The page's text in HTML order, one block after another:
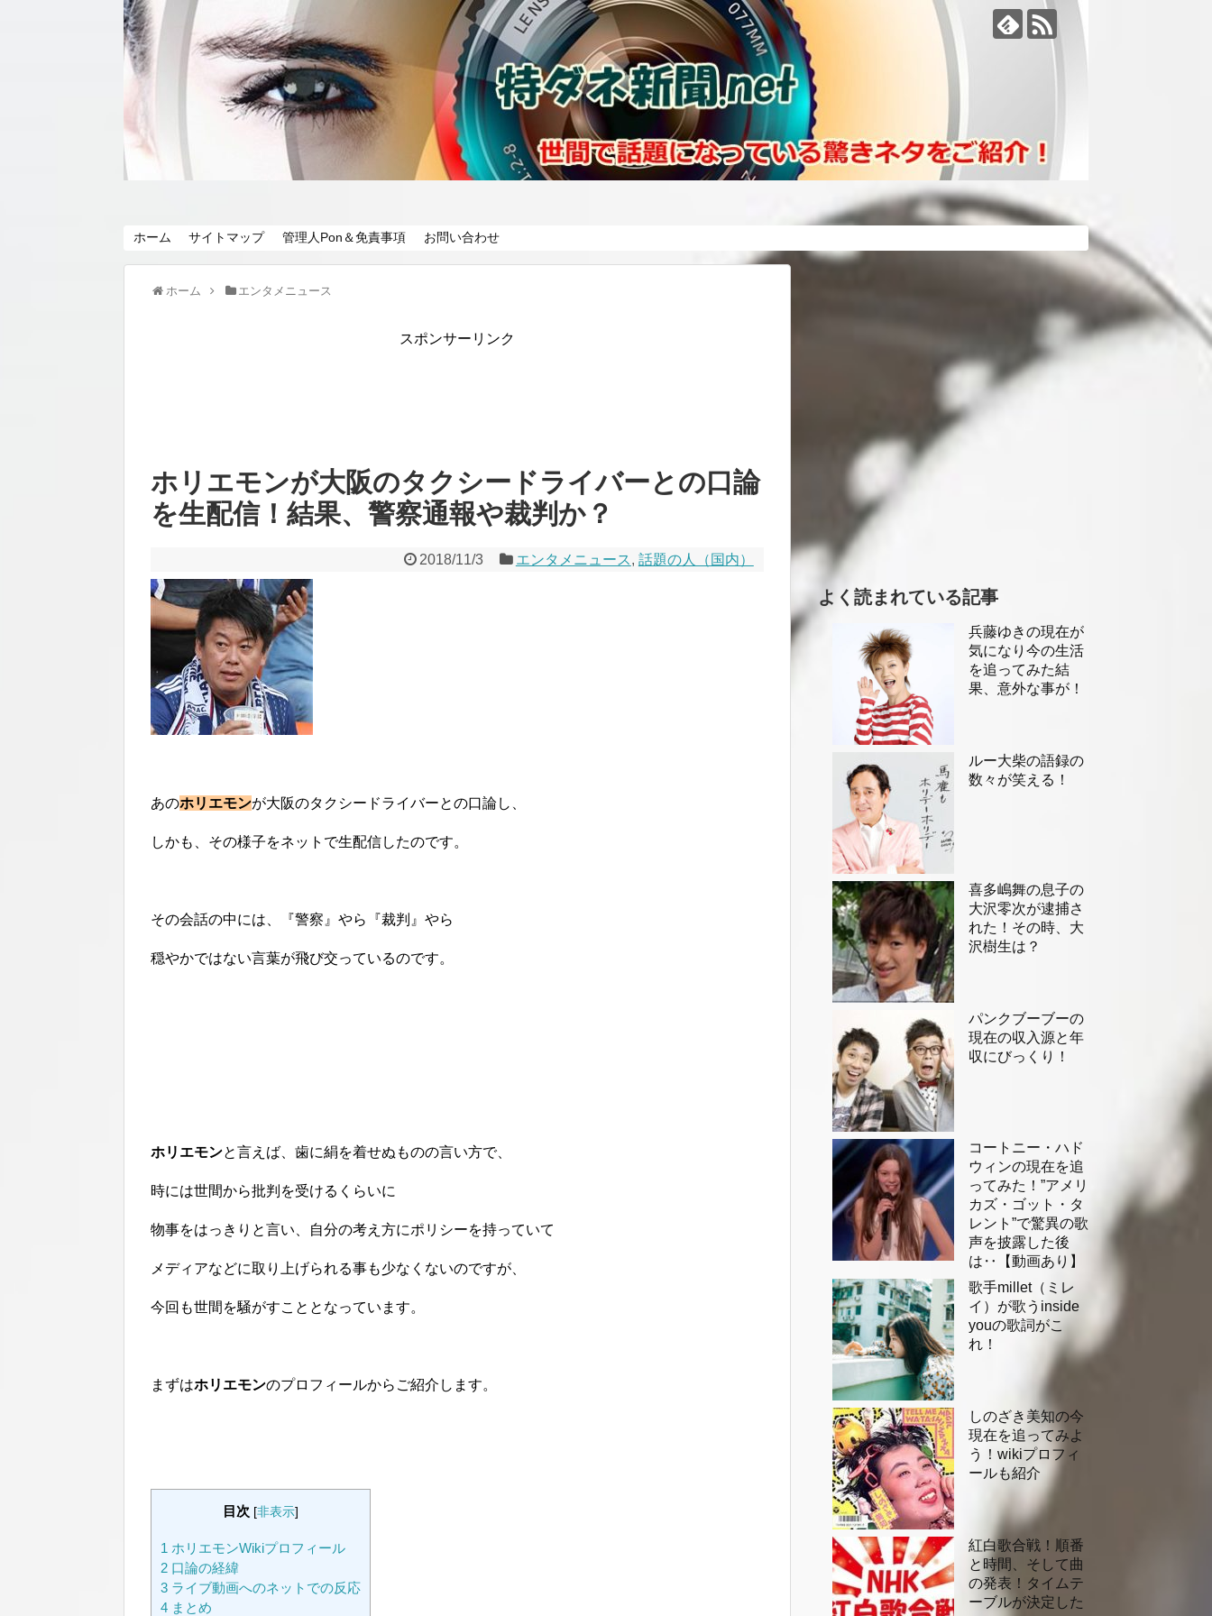
ホーム サイトマップ 管理人Pon＆免責事項 お問い合わせ
ホーム エンタメニュース
スポンサーリンク
ホリエモンが大阪のタクシードライバーとの口論
を生配信！結果、警察通報や裁判か？
2018/11/3 エンタメニュース, 話題の人（国内）
あのホリエモンが大阪のタクシードライバーとの口論し、
しかも、その様子をネットで生配信したのです。
その会話の中には、『警察』やら『裁判』やら
穏やかではない言葉が飛び交っているのです。
ホリエモンと言えば、歯に絹を着せぬものの言い方で、
時には世間から批判を受けるくらいに
物事をはっきりと言い、自分の考え方にポリシーを持っていて
メディアなどに取り上げられる事も少なくないのですが、
今回も世間を騒がすこととなっています。
まずはホリエモンのプロフィールからご紹介します。
目次 [非表示]
1 ホリエモンWikiプロフィール
2 口論の経緯
3 ライブ動画へのネットでの反応
4 まとめ
よく読まれている記事
兵藤ゆきの現在が
気になり今の生活
を追ってみた結
果、意外な事が！
ルー大柴の語録の
数々が笑える！
喜多嶋舞の息子の
大沢零次が逮捕さ
れた！その時、大
沢樹生は？
パンクブーブーの
現在の収入源と年
収にびっくり！
コートニー・ハド
ウィンの現在を追
ってみた！”アメリ
カズ・ゴット・タ
レント”で驚異の歌
声を披露した後
は‥【動画あり】
歌手millet（ミレ
イ）が歌うinside
youの歌詞がこ
れ！
しのざき美知の今
現在を追ってみよ
う！wikiプロフィ
ールも紹介
紅白歌合戦！順番
と時間、そして曲
の発表！タイムテ
ーブルが決定した